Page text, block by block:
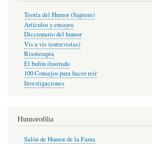
Teoría del Humor (Sapiens)
Artículos y ensayos
Diccionario del humor
Vis a vis (entrevistas)
Risoterapia
El bufón ilustrado
100 Consejos para hacer reír
Investigaciones
Humorofilia
Salón de Humor de la Fama